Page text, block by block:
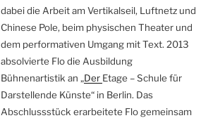
dabei die Arbeit am Vertikalseil, Luftnetz und
Chinese Pole, beim physischen Theater und
dem performativen Umgang mitText. 2013
absolvierte Flo die Ausbildung
Bühnenartistik an „Der Etage – Schule für
Darstellende Künste“ in Berlin. Das
Abschlussstück erarbeitete Flo gemeinsam